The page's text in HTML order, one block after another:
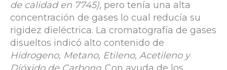
de calidad en 7745), pero tenía una alta
concentración de gases lo cual reducía su
rigidez dieléctrica. La cromatografía de gases
disueltos indicó alto contenido de
Hidrogeno, Metano, Etileno, Acetileno y